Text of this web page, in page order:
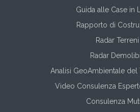
Guida alle Case in
Rapporto di
Radar Terreni
Radar
Analisi GeoAmbientale del
Video Consulenza
Consulenza